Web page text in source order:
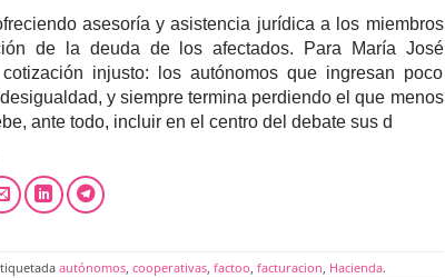
asesoría y asistencia jurídica a los miembros
de la deuda de los afectados. Para María José
injusto: los autónomos que ingresan poco
y siempre termina perdiendo el que menos
ante todo, incluir en el centro del debate sus d
autónomos ,cooperativas ,factoo ,facturacion Hacienda.